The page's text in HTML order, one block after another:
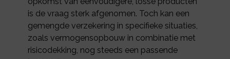
is de vraag sterk afgenomen. Toch kan een
gemengde verzekering in specifieke situaties,
zoals vermogensopbouw in combinatie met
risicodekking, nog steeds een passende